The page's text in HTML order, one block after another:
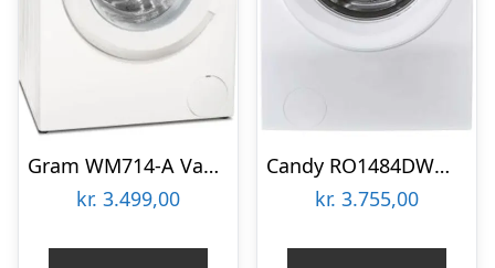
Gram WM714-A Vaskemaskine
kr. 3.499,00
Candy RO1484DWMT1S Vaskemaskine
kr. 3.755,00